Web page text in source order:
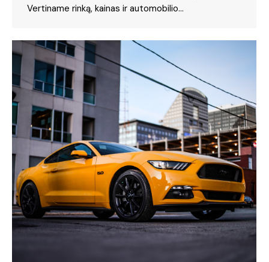
Vertiname rinką, kainas ir automobilio…